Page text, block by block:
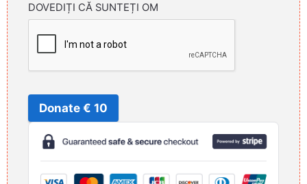
DOVEDIȚI CĂ SUNTEȚI OM
Donate € 10